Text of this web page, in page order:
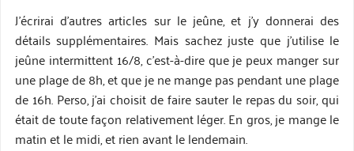
J’écrirai d’autres articles sur le jeûne, et j’y donnerai des
détails supplémentaires. Mais sachez juste que j’utilise le
jeûne intermittent 16/8, c’est-à-dire que je peux manger sur
une plage de 8h, et que je ne mange pas pendant une plage
de 16h. Perso, j’ai choisit de faire sauter le repas du soir, qui
était de toute façon relativement léger. En gros, je mange le
matin et le midi, et rien avant le lendemain.